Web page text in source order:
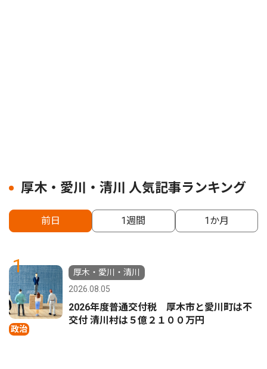
厚木・愛川・清川 人気記事ランキング
前日 1週間 1か月
1
政治
厚木・愛川・清川
2026.08.05
2026年度普通交付税 厚木市と愛川町は不
交付 清川村は５億２１００万円